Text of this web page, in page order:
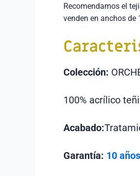
Recomendamos el
venden en anchos de
Colección:
100% acrílico
Acabado:
Garantía: 10 años